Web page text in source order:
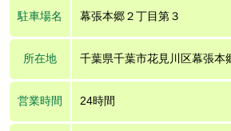
駐車場名 幕張本郷２丁目第３
所在地 千葉県千葉市花見川区幕張本
営業時間 24時間